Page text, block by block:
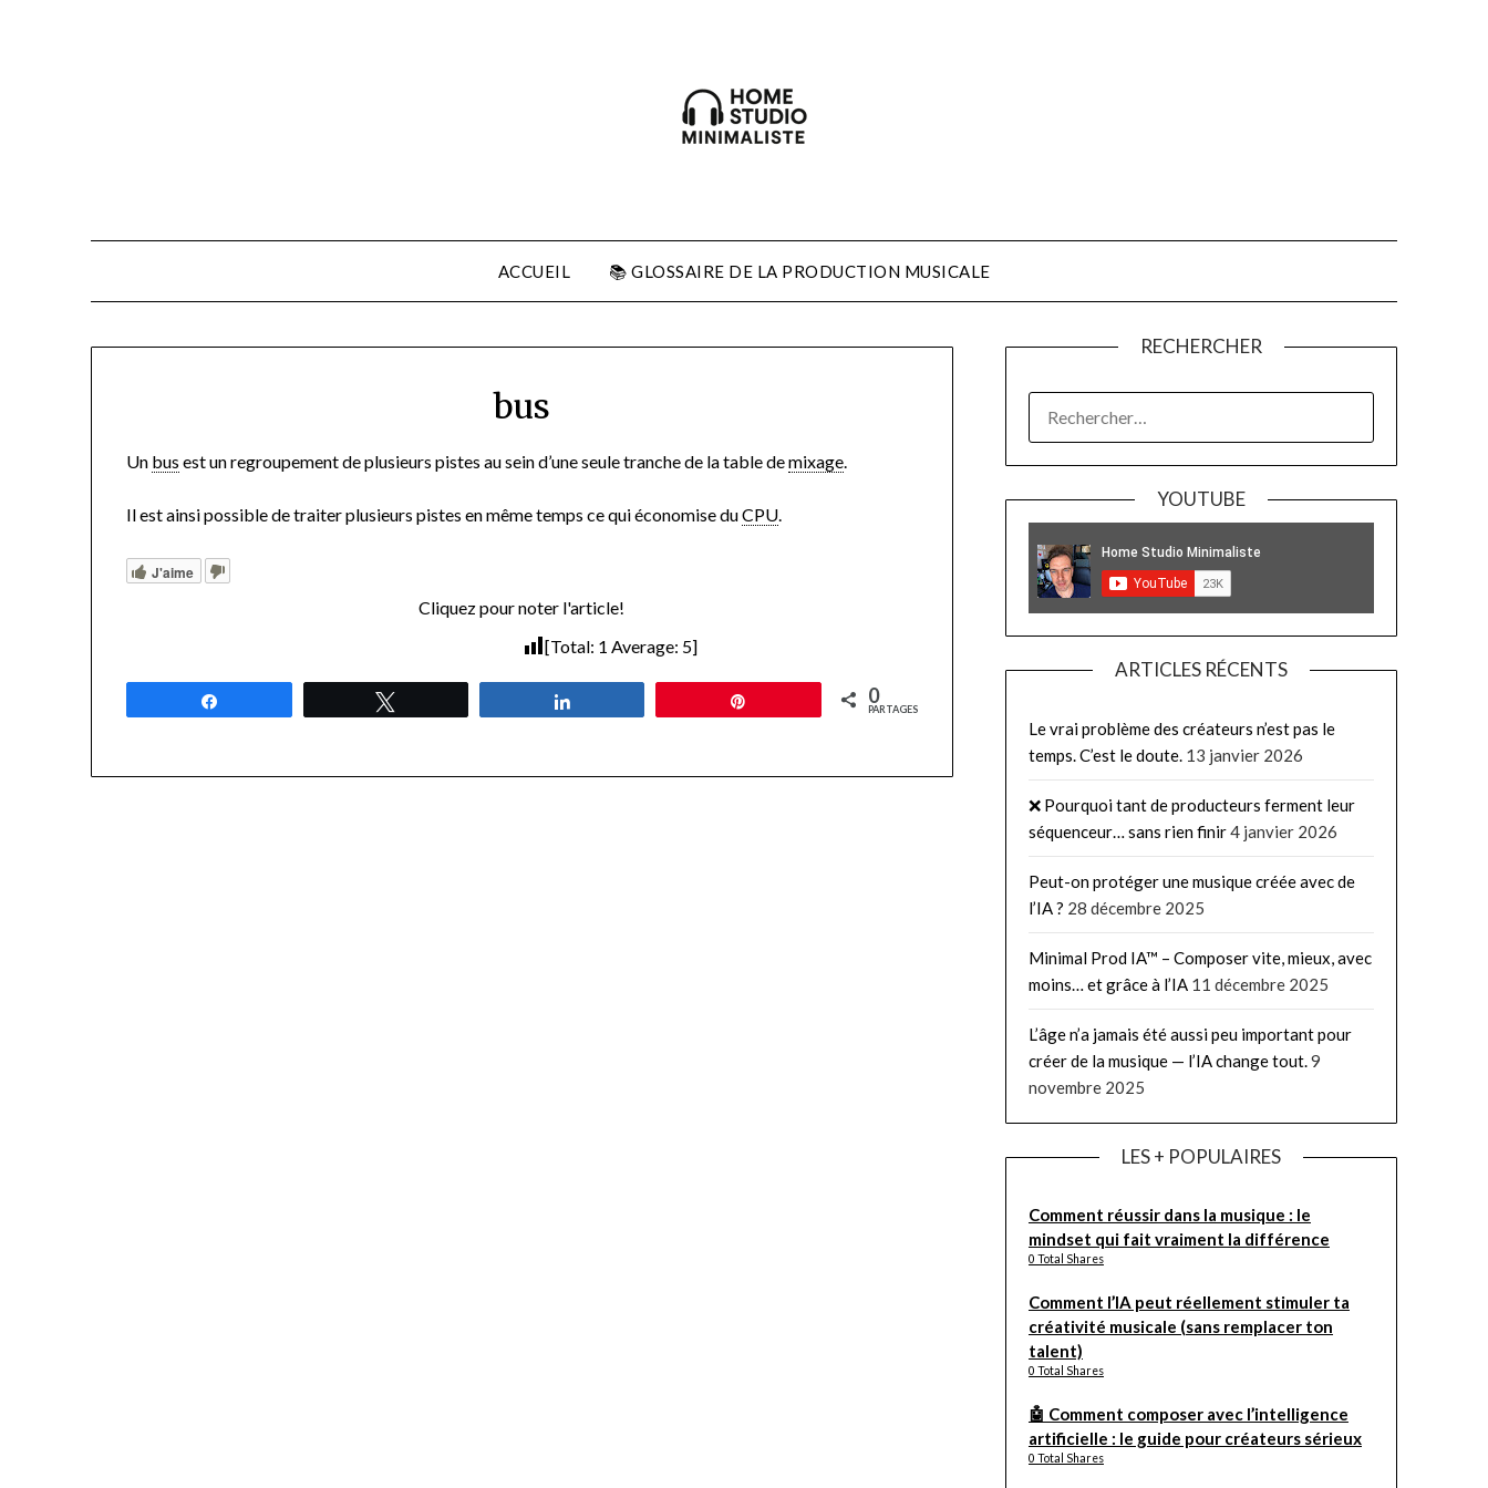
ACCUEIL 📚 GLOSSAIRE DE LA PRODUCTION MUSICALE
bus
Un bus est un regroupement de plusieurs pistes au sein d’une seule tranche de la table demixage.
Il est ainsi possible de traiter plusieurs pistes en même temps ce qui économise duCPU.
J'aime
Cliquez pour noter l'article!
[Total: 1 Average: 5]
0
PARTAGES
RECHERCHER
YOUTUBE
ARTICLES RÉCENTS
Le vrai problème des créateurs n’est pas le
temps. C’est le doute. 13 janvier 2026
❌ Pourquoi tant de producteurs ferment leur
séquenceur… sans rien finir4 janvier 2026
Peut-on protéger une musique créée avec de
l’IA ? 28 décembre 2025
Minimal Prod IA™ – Composer vite, mieux, avec
moins… et grâce à l’IA 11 décembre 2025
L’âge n’a jamais été aussi peu important pour
créer de la musique — l’IA change tout.9
novembre 2025
LES + POPULAIRES
Comment réussir dans la musique : le
mindset qui fait vraiment la différence
0 Total Shares
Comment l’IA peut réellement stimuler ta
créativité musicale (sans remplacer ton
talent)
0 Total Shares
🤖 Comment composer avec l’intelligence
artificielle : le guide pour créateurs sérieux
0 Total Shares